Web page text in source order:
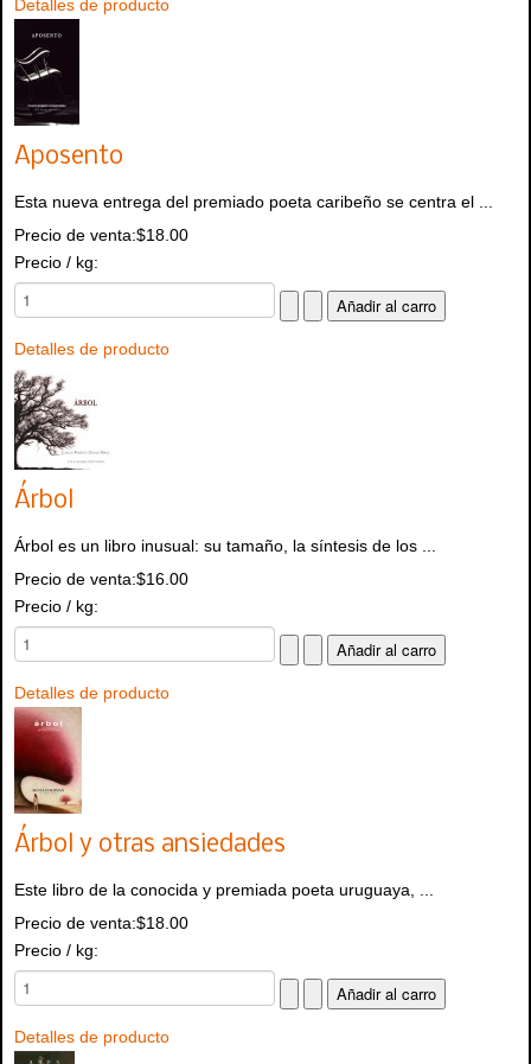
Detalles de producto
Aposento
Esta nueva entrega del premiado poeta caribeño se centra el ...
Precio de venta:$18.00
Precio / kg:
Detalles de producto
Árbol
Árbol es un libro inusual: su tamaño, la síntesis de los ...
Precio de venta:$16.00
Precio / kg:
Detalles de producto
Árbol y otras ansiedades
Este libro de la conocida y premiada poeta uruguaya, ...
Precio de venta:$18.00
Precio / kg:
Detalles de producto